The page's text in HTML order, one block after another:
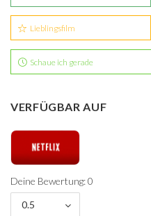
Lieblingsfilm
Schaue ich gerade
VERFÜGBAR AUF
Deine Bewertung: 0
0.5